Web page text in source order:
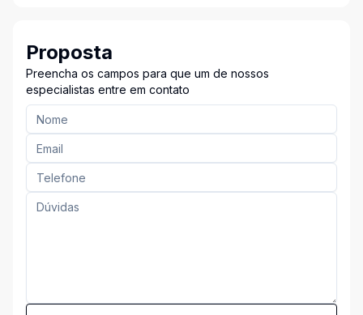
Proposta
Preencha os campos para que um de nossos
especialistas entre em contato